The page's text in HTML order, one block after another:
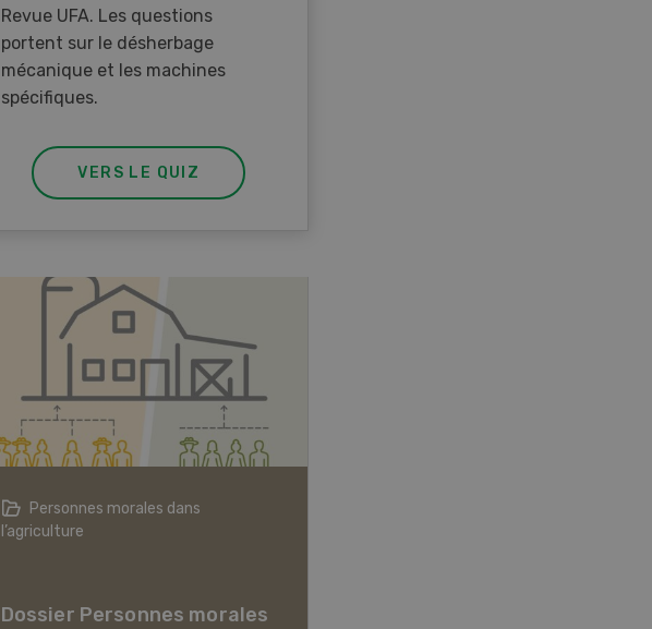
Revue UFA. Les questions
portent sur le désherbage
mécanique et les machines
spécifiques.
VERS LE QUIZ
Personnes morales dans
l’agriculture
Dossier Personnes morales